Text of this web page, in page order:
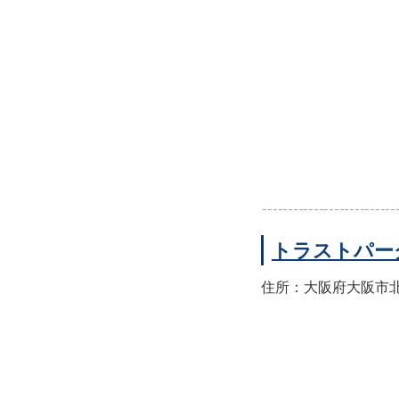
トラストパ
住所：大阪府大阪市